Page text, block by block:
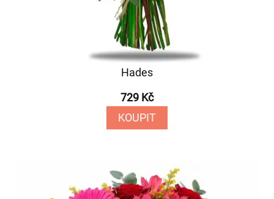
Hades
729 Kč
KOUPIT